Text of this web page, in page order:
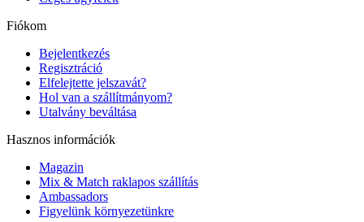
Fiókom
Bejelentkezés
Regisztráció
Elfelejtette jelszavát?
Hol van a szállítmányom?
Utalvány beváltása
Hasznos információk
Magazin
Mix & Match raklapos szállítás
Ambassadors
Figyelünk környezetünkre